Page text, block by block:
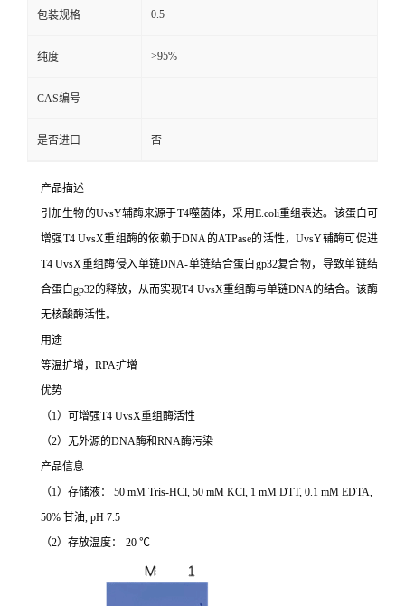
包装规格 0.5
纯度 >95%
CAS编号
是否进口 否
产品描述
引加生物的UvsY辅酶来源于T4噬菌体，采用E.coli重组表达。该蛋白可
增强T4 UvsX重组酶的依赖于DNA的ATPase的活性，UvsY辅酶可促进
T4 UvsX重组酶侵入单链DNA-单链结合蛋白gp32复合物，导致单链结
合蛋白gp32的释放，从而实现T4 UvsX重组酶与单链DNA的结合。该酶
无核酸酶活性。
用途
等温扩增， RPA扩增
优势
（1）可增强T4 UvsX重组酶活性
（2）无外源的DNA酶和RNA酶污染
产品信息
（1）存储液： 50 mM Tris-HCl, 50 mM KCl, 1 mM DTT, 0.1 mM EDTA,
50% 甘油, pH 7.5
（2）存放温度：-20 ℃